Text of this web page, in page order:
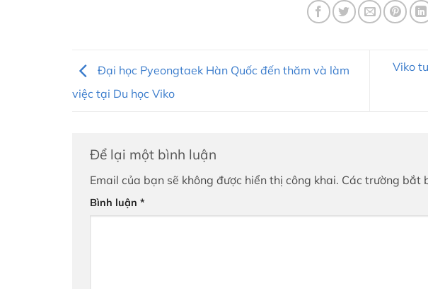
Đại học Pyeongtaek Hàn Quốc đến thăm và làm
việc tại Du học Viko
Viko
Để lại một bình luận
Email của bạn sẽ không được hiển thị công khai. Các trường bắt
Bình luận *